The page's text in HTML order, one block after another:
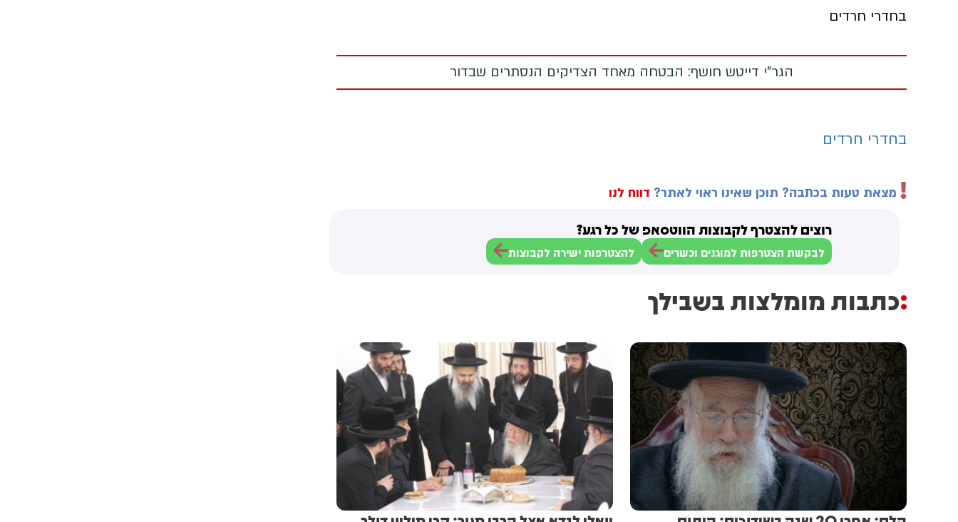
בחדרי חרדים
הגר"י דייטש חושף: הבטחה מאחד הצדיקים הנסתרים שבדור
בחדרי חרדים
מצאת טעות בכתבה? תוכן שאינו ראוי לאתר? דווח לנו
רוצים להצטרף לקבוצות הווטסאפ של כל רגע?
לבקשת הצטרפות למוגנים וכשרים להצטרפות ישירה לקבוצות
כתבות מומלצות בשבילך